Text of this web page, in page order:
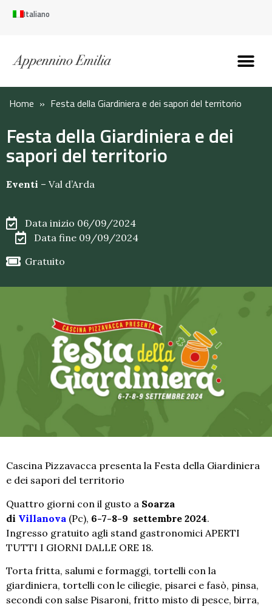
Italiano
Home » Festa della Giardiniera e dei sapori del territorio
Festa della Giardiniera e dei
sapori del territorio
Eventi – Val d’Arda
Data inizio 06/09/2024
Data fine 09/09/2024
Gratuito
Cascina Pizzavacca presenta la Festa della Giardiniera
e dei sapori del territorio
Quattro giorni con il gusto a Soarza
di Villanova (Pc), 6-7-8-9 settembre 2024.
Ingresso gratuito agli stand gastronomici APERTI
TUTTI I GIORNI DALLE ORE 18.
Torta fritta, salumi e formaggi, tortelli con la
giardiniera, tortelli con le ciliegie, pisarei e fasò, pinsa,
secondi con salse Pisaroni, fritto misto di pesce, birra,